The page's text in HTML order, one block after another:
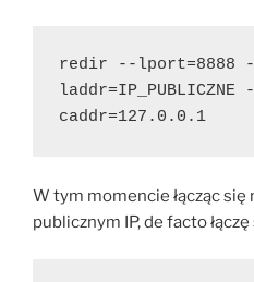
redir --lport=8888
caddr=127.0.0.1
W tym momencie łącząc
publicznym IP, de facto